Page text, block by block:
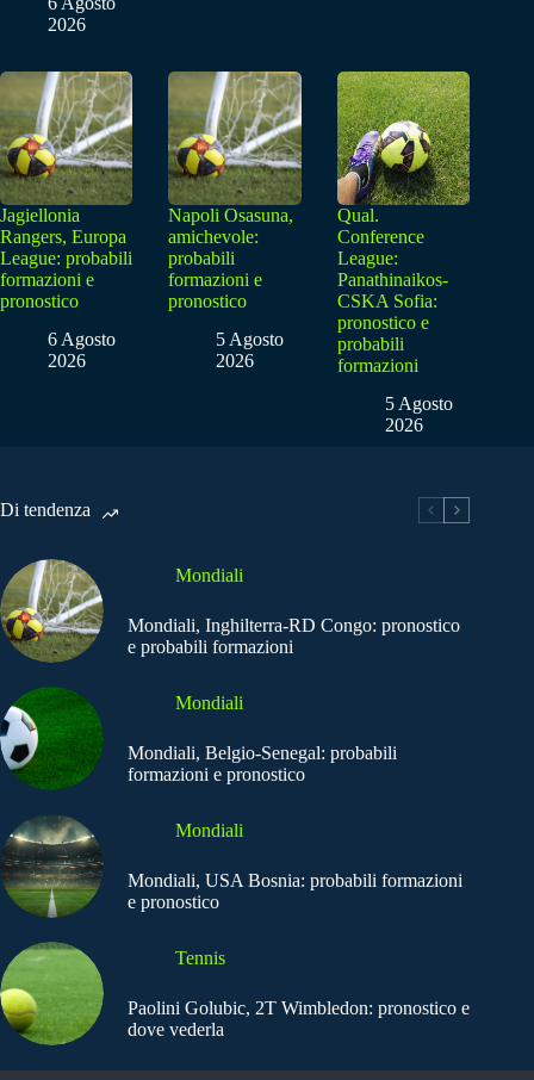
2026
Jagiellonia
Rangers, Europa
League: probabili
formazioni e
pronostico
6 Agosto
2026
Napoli Osasuna,
amichevole:
probabili
formazioni e
pronostico
5 Agosto
2026
Qual.
Conference
League:
Panathinaikos-
CSKA Sofia:
pronostico e
probabili
formazioni
5 Agosto
2026
Di tendenza
Mondiali
Mondiali, Inghilterra-RD Congo: pronostico
e probabili formazioni
Mondiali
Mondiali, Belgio-Senegal: probabili
formazioni e pronostico
Mondiali
Mondiali, USA Bosnia: probabili formazioni
e pronostico
Tennis
Paolini Golubic, 2T Wimbledon: pronostico e
dove vederla